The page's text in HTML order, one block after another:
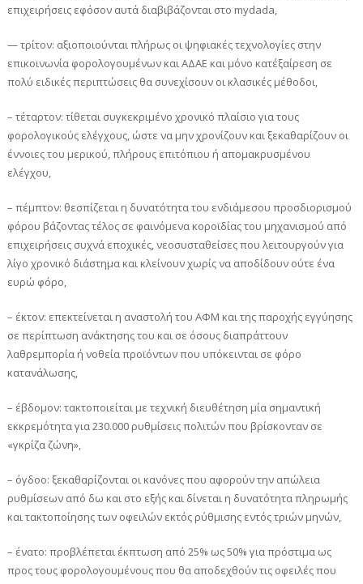
επιχειρήσεις εφόσον αυτά διαβιβάζονται στο mydada,
— τρίτον: αξιοποιούνται πλήρως οι ψηφιακές τεχνολογίες στην
επικοινωνία φορολογουμένων και ΑΔΑΕ και μόνο κατ΄εξαίρεση σε
πολύ ειδικές περιπτώσεις θα συνεχίσουν οι κλασικές μέθοδοι,
– τέταρτον: τίθεται συγκεκριμένο χρονικό πλαίσιο για τους
φορολογικούς ελέγχους, ώστε να μην χρονίζουν και ξεκαθαρίζουν οι
έννοιες του μερικού, πλήρους επιτόπιου ή απομακρυσμένου
ελέγχου,
– πέμπτον: θεσπίζεται η δυνατότητα του ενδιάμεσου προσδιορισμού
φόρου βάζοντας τέλος σε φαινόμενα κοροϊδίας του μηχανισμού από
επιχειρήσεις συχνά εποχικές, νεοσυσταθείσες που λειτουργούν για
λίγο χρονικό διάστημα και κλείνουν χωρίς να αποδίδουν ούτε ένα
ευρώ φόρο,
– έκτον: επεκτείνεται η αναστολή του ΑΦΜ και της παροχής εγγύησης
σε περίπτωση ανάκτησης του και σε όσους διαπράττουν
λαθρεμπορία ή νοθεία προϊόντων που υπόκεινται σε φόρο
κατανάλωσης,
– έβδομον: τακτοποιείται με τεχνική διευθέτηση μία σημαντική
εκκρεμότητα για 230.000 ρυθμίσεις πολιτών που βρίσκονταν σε
«γκρίζα ζώνη»,
– όγδοο: ξεκαθαρίζονται οι κανόνες που αφορούν την απώλεια
ρυθμίσεων από δω και στο εξής και δίνεται η δυνατότητα πληρωμής
και τακτοποίησης των οφειλών εκτός ρύθμισης εντός τριών μηνών,
– ένατο: προβλέπεται έκπτωση από 25% ως 50% για πρόστιμα ως
προς τους φορολογουμένους που θα αποδεχθούν τις οφειλές που